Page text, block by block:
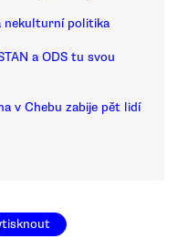
nekulturní politika
a ODS tu svou
v Chebu zabije pět lidí